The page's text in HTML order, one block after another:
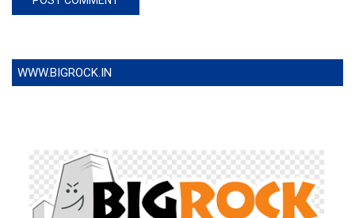
WWW.BIGROCK.IN